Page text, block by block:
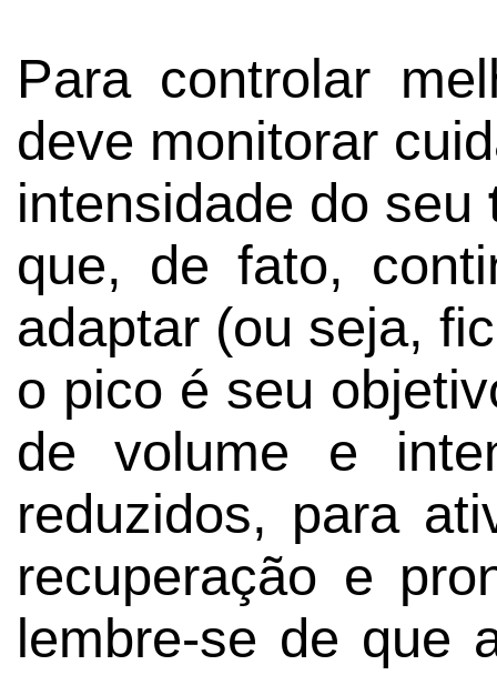
Para controlar
deve monitorar
intensidade do seu
que, de fato,
adaptar (ou seja,
o pico é seu
de volume e
reduzidos, para
recuperação e
lembre-se de que